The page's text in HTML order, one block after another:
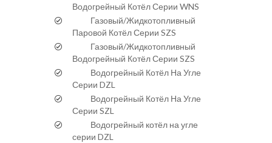
Водогрейный Котёл Серии WNS
Газовый/Жидкотопливный
Паровой Котёл Серии SZS
Газовый/Жидкотопливный
Водогрейный Котёл Серии SZS
Водогрейный Котёл На Угле
Серии DZL
Водогрейный Котёл На Угле
Серии SZL
Водогрейный котёл на угле
серии DZL